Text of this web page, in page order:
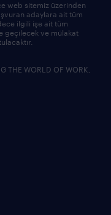
web sitemiz üzerinden
adaylara ait tüm
ilgili işe ait tüm
geçilecek ve mülakat
THE WORLD OF WORK,